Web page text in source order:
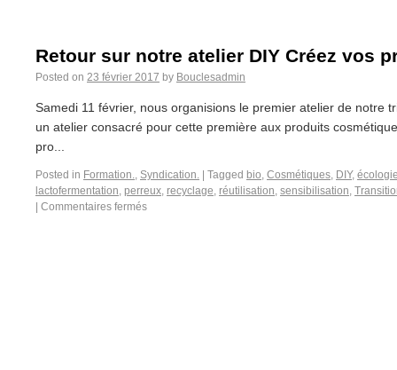
Retour sur notre atelier DIY Créez vos
Posted on 23 février 2017 by Bouclesadmin
Samedi 11 février, nous organisions le premier atelier de notre
un atelier consacré pour cette première aux produits
pro...
Posted in Formation., Syndication. Tagged bio, Cosmétiques, DIY,
lactofermentation, perreux, recyclage, réutilisation, sensibilisation,
Commentaires fermés